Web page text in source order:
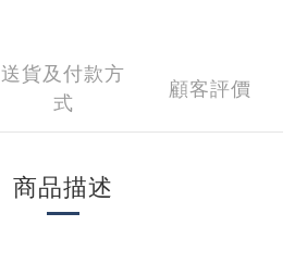
送貨及付款方
式
顧客評價
商品描述